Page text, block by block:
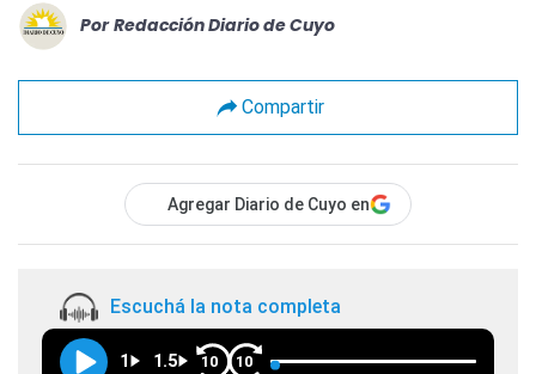
Por Redacción Diario de Cuyo
Compartir
Agregar Diario de Cuyo en
Escuchá la nota completa
1 1.5 10 10